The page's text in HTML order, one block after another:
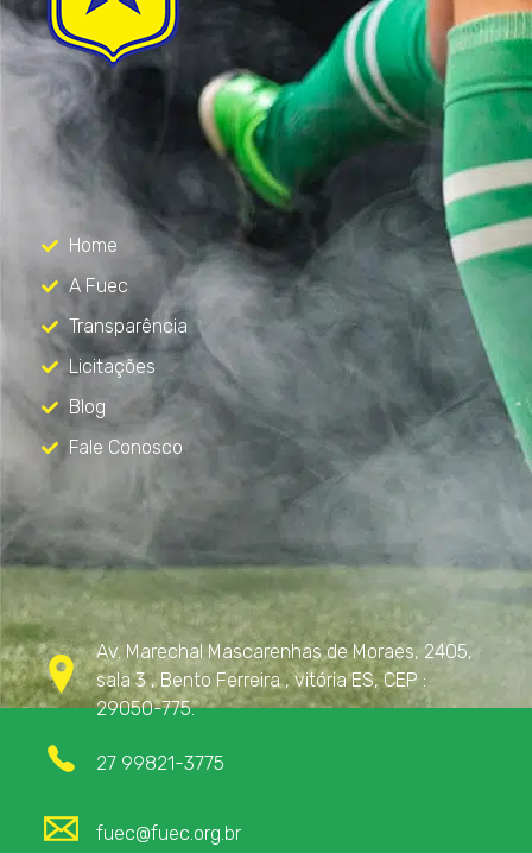
FUEC
Só mais um site WordPress
Menu
Home
A Fuec
Transparência
Licitações
Blog
Fale Conosco
Contato
Av. Marechal Mascarenhas de Moraes, 2405,
sala 3 , Bento Ferreira , vitória ES, CEP :
29050-775.
27 99821-3775
fuec@fuec.org.br